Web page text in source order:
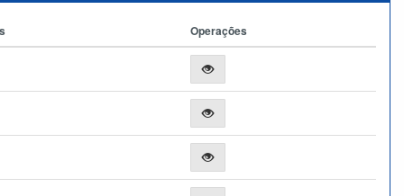
Operações